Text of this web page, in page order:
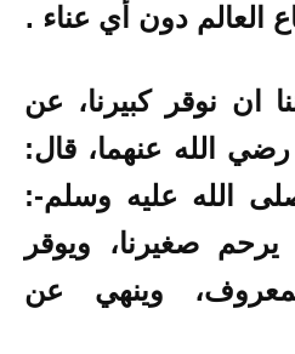
العالم دون أي عناء .
ان نوقر كبيرنا، عن
الله عنهما، قال:
الله عليه وسلم-:
صغيرنا، ويوقر
وينهي عن